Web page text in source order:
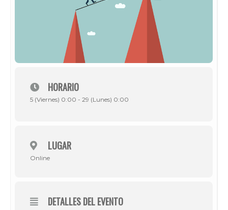
HORARIO
5 (Viernes) 0:00 - 29 (Lunes) 0:00
LUGAR
Online
DETALLES DEL EVENTO